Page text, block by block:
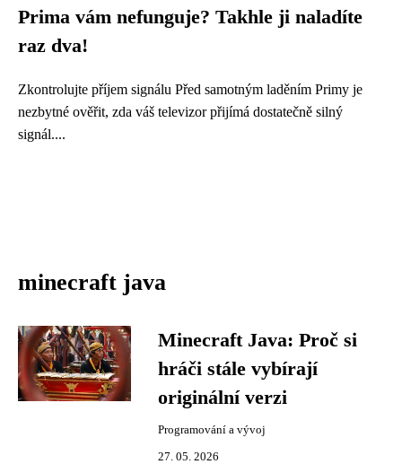
Prima vám nefunguje? Takhle ji naladíte
raz dva!
Zkontrolujte příjem signálu Před samotným laděním Primy je
nezbytné ověřit, zda váš televizor přijímá dostatečně silný
signál....
minecraft java
Minecraft Java: Proč si
hráči stále vybírají
originální verzi
Programování a vývoj
27. 05. 2026